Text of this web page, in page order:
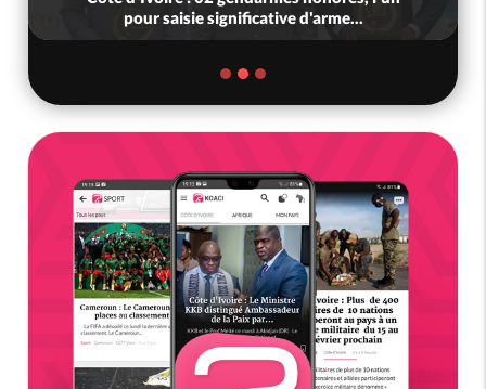
pour saisie significative d'arme...